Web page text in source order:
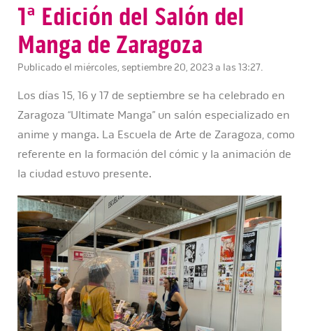
1ª Edición del Salón del
Manga de Zaragoza
Publicado el miércoles, septiembre 20, 2023 a las 13:27.
Los días 15, 16 y 17 de septiembre se ha celebrado en
Zaragoza “Ultimate Manga” un salón especializado en
anime y manga. La Escuela de Arte de Zaragoza, como
referente en la formación del cómic y la animación de
la ciudad estuvo presente.